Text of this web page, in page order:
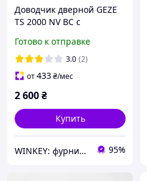
Доводчик дверной GEZE
TS 2000 NV BC c
Готово к отправке
3.0 (2)
от433₴/мес
2 600₴
Купить
WINKEY: фурнитура для окон и дверей 95%